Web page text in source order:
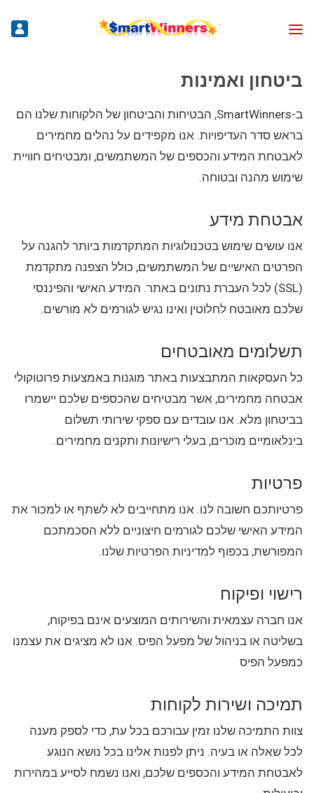
ביטחון ואמינות
ב-SmartWinners, הבטיחות והביטחון של הלקוחות שלנו הם
בראש סדר העדיפויות. אנו מקפידים על נהלים מחמירים
לאבטחת המידע והכספים של המשתמשים, ומבטיחים חוויית
שימוש מהנה ובטוחה.
אבטחת מידע
אנו עושים שימוש בטכנולוגיות המתקדמות ביותר להגנה על
הפרטים האישיים של המשתמשים, כולל הצפנה מתקדמת
(SSL) לכל העברת נתונים באתר. המידע האישי והפיננסי
שלכם מאובטח לחלוטין ואינו נגיש לגורמים לא מורשים.
תשלומים מאובטחים
כל העסקאות המתבצעות באתר מוגנות באמצעות פרוטוקולי
אבטחה מחמירים, אשר מבטיחים שהכספים שלכם יישמרו
בביטחון מלא. אנו עובדים עם ספקי שירותי תשלום
בינלאומיים מוכרים, בעלי רישיונות ותקנים מחמירים.
פרטיות
פרטיותכם חשובה לנו. אנו מתחייבים לא לשתף או למכור את
המידע האישי שלכם לגורמים חיצוניים ללא הסכמתכם
המפורשת, בכפוף למדיניות הפרטיות שלנו.
רישוי ופיקוח
אנו חברה עצמאית והשירותים המוצעים אינם בפיקוח,
בשליטה או בניהול של מפעל הפיס. אנו לא מציגים את עצמנו
כמפעל הפיס
תמיכה ושירות לקוחות
צוות התמיכה שלנו זמין עבורכם בכל עת, כדי לספק מענה
לכל שאלה או בעיה. ניתן לפנות אלינו בכל נושא הנוגע
לאבטחת המידע והכספים שלכם, ואנו נשמח לסייע במהירות